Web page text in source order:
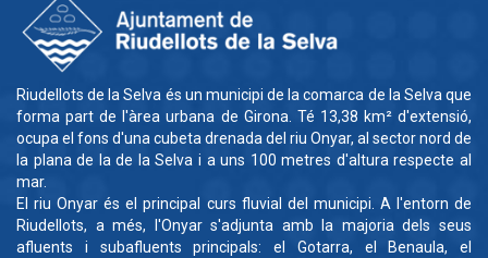
Riudellots de la Selva és un municipi de la comarca de la Selva que
forma part de l'àrea urbana de Girona. Té 13,38 km² d'extensió,
ocupa el fons d'una cubeta drenada del riu Onyar, al sector nord de
la plana de la de la Selva i a uns 100 metres d'altura respecte al
mar.
El riu Onyar és el principal curs fluvial del municipi. A l'entorn de
Riudellots, a més, l'Onyar s'adjunta amb la majoria dels seus
afluents i subafluents principals: el Gotarra, el Benaula, el